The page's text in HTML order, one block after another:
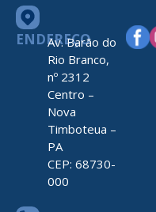
ENDEREÇO
Av. Barão do
Rio Branco,
nº 2312
Centro –
Nova
Timboteua –
PA
CEP: 68730-
000